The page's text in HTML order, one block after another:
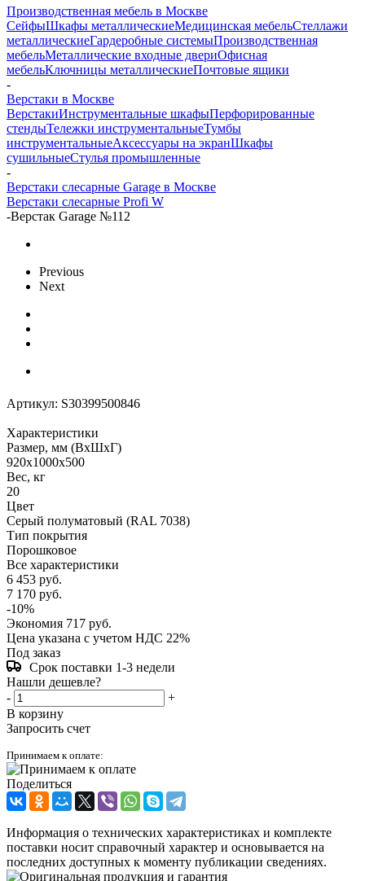
Производственная мебель в Москве
СейфыШкафы металлическиеМедицинская мебельСтеллажи
металлическиеГардеробные системыПроизводственная
мебельМеталлические входные двериОфисная
мебельКлючницы металлическиеПочтовые ящики
-
Верстаки в Москве
ВерстакиИнструментальные шкафыПерфорированные
стендыТележки инструментальныеТумбы
инструментальныеАксессуары на экранШкафы
сушильныеСтулья промышленные
-
Верстаки слесарные Garage в Москве
Верстаки слесарные Profi W
-Верстак Garage №112
Previous
Next
Артикул: S30399500846
Характеристики
Размер, мм (ВхШхГ)
920x1000x500
Вес, кг
20
Цвет
Серый полуматовый (RAL 7038)
Тип покрытия
Порошковое
Все характеристики
6 453 руб.
7 170 руб.
-10%
Экономия 717 руб.
Цена указана с учетом НДС 22%
Под заказ
Срок поставки 1-3 недели
Нашли дешевле?
-
+
В корзину
Запросить счет
Принимаем к оплате:
Поделиться
Информация о технических характеристиках и комплекте
поставки носит справочный характер и основывается на
последних доступных к моменту публикации сведениях.